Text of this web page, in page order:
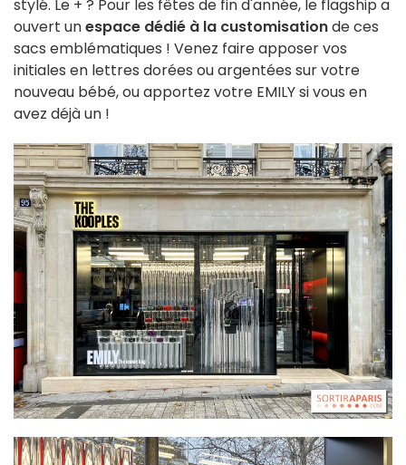
stylé. Le + ? Pour les fêtes de fin d'année, le flagship a
ouvert unespace dédié à la customisationde ces
sacs emblématiques ! Venez faire apposer vos
initiales en lettres dorées ou argentées sur votre
nouveau bébé, ou apportez votre EMILY si vous en
avez déjà un !